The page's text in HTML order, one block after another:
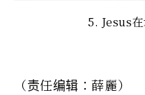
5. Jesus
（责任编辑：薛麗）